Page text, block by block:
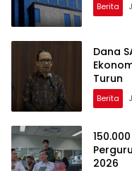
Berita
Dana
Turun
Berita
2026